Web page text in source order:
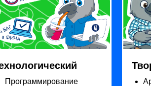
Программирование